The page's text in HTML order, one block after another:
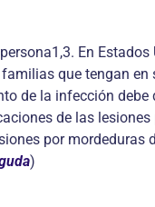
En
que tengan en
de la infección
de las
por mordeduras
)